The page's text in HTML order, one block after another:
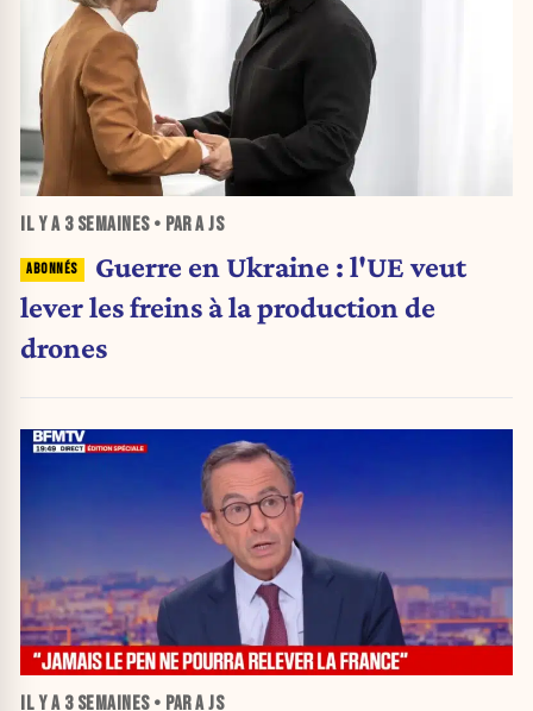
IL Y A 3 SEMAINES• PAR A JS
Guerre en Ukraine : l'UE veut
lever les freins à la production de
drones
IL Y A 3 SEMAINES• PAR A JS